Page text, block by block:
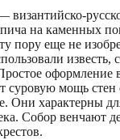
византийско-
на каменных
пору еще не
оформление
суровую мощь стен
Они характерны
Собор венчают